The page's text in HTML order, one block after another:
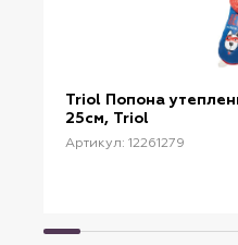
Triol Попона
25см, Triol
Артикул: 12261279